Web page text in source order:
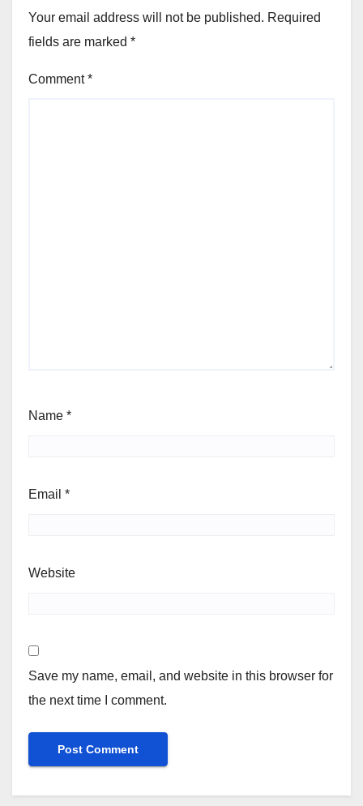
Your email address will not be published. Required
fields are marked *
Comment*
Name *
Email *
Website
Save my name, email, and website in this browser for
the next time I comment.